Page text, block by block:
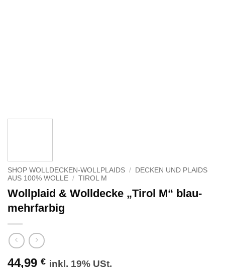
SHOP WOLLDECKEN-WOLLPLAIDS /
DECKEN UND PLAIDS
AUS 100% WOLLE / TIROL M
Wollplaid & Wolldecke „Tirol M“ blau-
mehrfarbig
44,99 € inkl. 19% USt.